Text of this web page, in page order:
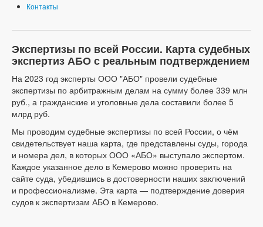
Контакты
Экспертизы по всей России. Карта судебных
экспертиз АБО с реальным подтверждением
На 2023 год эксперты ООО "АБО" провели судебные
экспертизы по арбитражным делам на сумму более 339 млн
руб., а гражданские и уголовные дела составили более 5
млрд руб.
Мы проводим судебные экспертизы по всей России, о чём
свидетельствует наша карта, где представлены суды, города
и номера дел, в которых ООО «АБО» выступало экспертом.
Каждое указанное дело в Кемерово можно проверить на
сайте суда, убедившись в достоверности наших заключений
и профессионализме. Эта карта — подтверждение доверия
судов к экспертизам АБО в Кемерово.